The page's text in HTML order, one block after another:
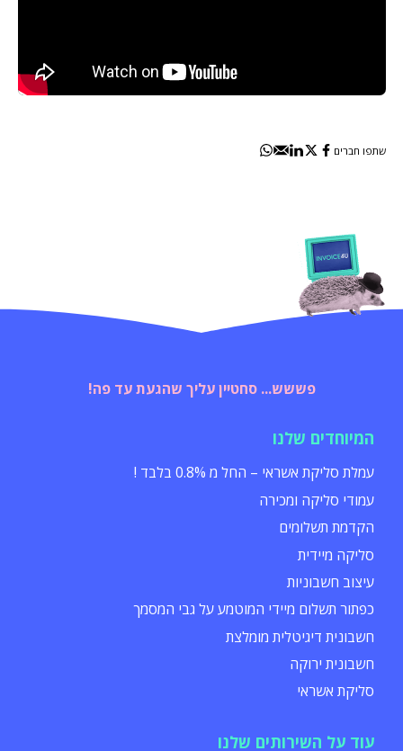
שתפו חברים
פששש... סחטיין עליך שהגעת עד פה!
המיוחדים שלנו
עמלת סליקת אשראי – החל מ 0.8% בלבד !
עמודי סליקה ומכירה
הקדמת תשלומים
סליקה מיידית
עיצוב חשבוניות
כפתור תשלום מיידי המוטמע על גבי המסמך
חשבונית דיגיטלית מומלצת
חשבונית ירוקה
סליקת אשראי
עוד על השירותים שלנו